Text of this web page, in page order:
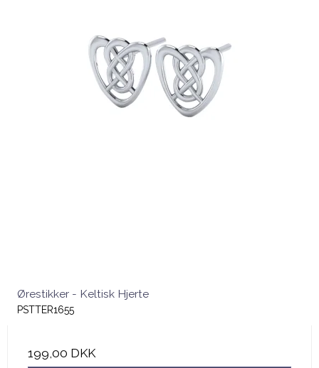
Ørestikker - Keltisk Hjerte
PSTTER1655
199,00 DKK